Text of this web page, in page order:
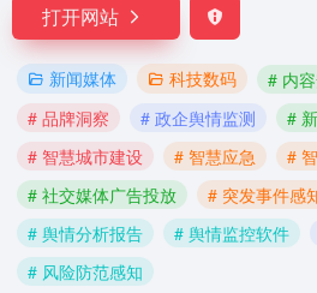
打开网站
新闻媒体 科技数码 # 内
# 品牌洞察
# 政企舆情监测
#
# 智慧城市建设
# 智慧应急 #
# 社交媒体广告投放
# 突发事件感
# 舆情分析报告
# 舆情监控软件
# 风险防范感知